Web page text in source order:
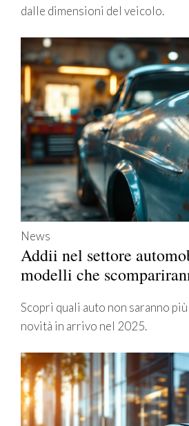
dalle dimensioni del veicolo.
News
Addii nel settore
modelli che
Scopri quali auto non saranno
novità in arrivo nel 2025.